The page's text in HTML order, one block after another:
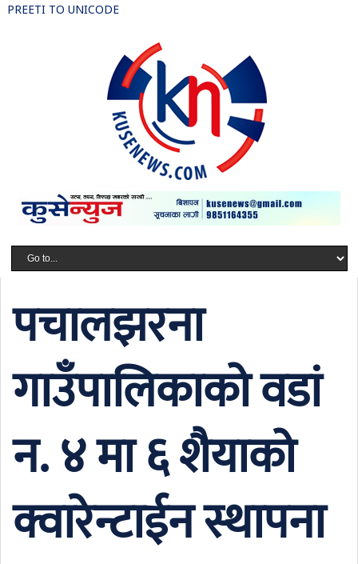
PREETI TO UNICODE
पचालझरना
गाउँपालिकाको वडां
न. ४ मा ६ शैयाको
क्वारेन्टाईन स्थापना